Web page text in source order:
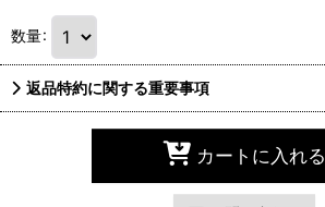
数量:
返品特約に関する重要事項
カートに入れる